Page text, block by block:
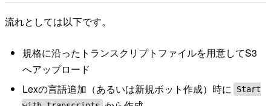
流れとしては以下です。
規格に沿ったトランスクリプトファイルを用意してS3
へアップロード
Lexの言語追加（あるいは新規ボット作成）時に
Start